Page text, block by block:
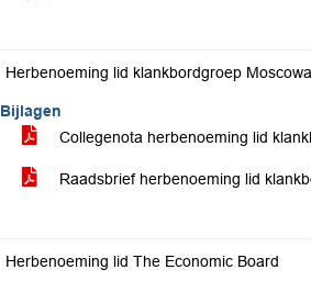
Herbenoeming lid klankbordgroep Moscowa
Bijlagen
Collegenota herbenoeming lid
Raadsbrief herbenoeming lid
Herbenoeming lid The Economic Board